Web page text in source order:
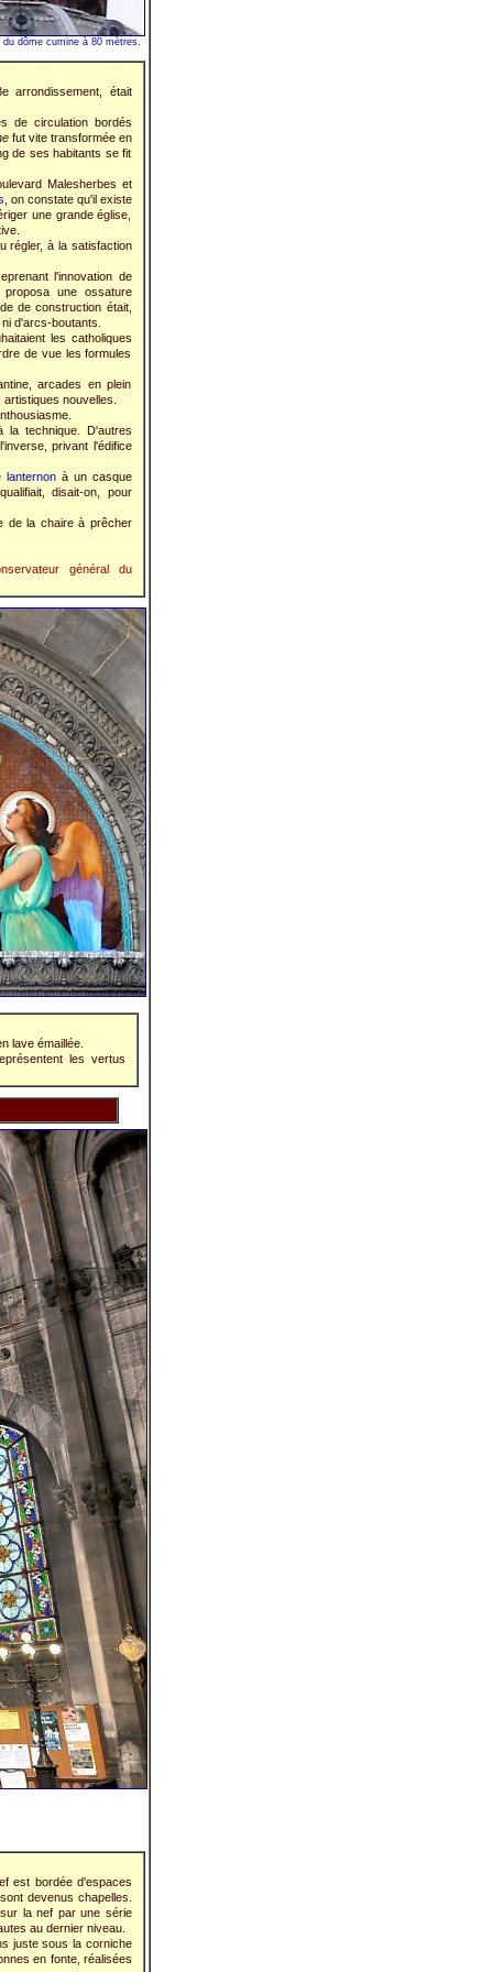
dôme cumine à 80 mètres.
arrondissement, était
de circulation bordés
fut vite transformée en
de ses habitants se fit
Malesherbes et
, on constate qu'il existe
une grande église,
régler, à la satisfaction
l'innovation de
une ossature
de construction était,
d'arcs-boutants.
les catholiques
de vue les formules
arcades en plein
nouvelles.
technique. D'autres
privant l'édifice
lanternon à un casque
disait-on, pour
de la chaire à prêcher
général du
lave émaillée.
les vertus
est bordée d'espaces
devenus chapelles.
la nef par une série
au dernier niveau.
juste sous la corniche
en fonte, réalisées